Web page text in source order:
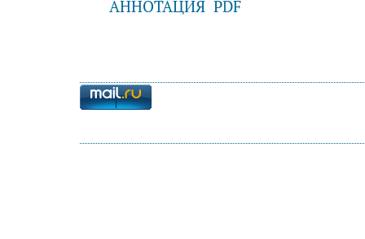
АННОТАЦИЯ PDF